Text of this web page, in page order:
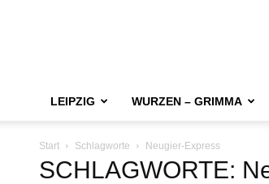
LEIPZIG WURZEN – GRIMMA
Start Schlagworte Neugier-Express
SCHLAGWORTE: